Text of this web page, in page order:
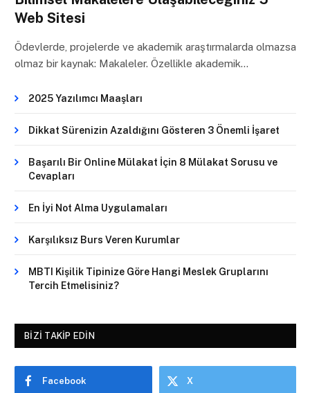
Web Sitesi
Ödevlerde, projelerde ve akademik araştırmalarda olmazsa
olmaz bir kaynak: Makaleler. Özellikle akademik…
2025 Yazılımcı Maaşları
Dikkat Sürenizin Azaldığını Gösteren 3 Önemli İşaret
Başarılı Bir Online Mülakat İçin 8 Mülakat Sorusu ve
Cevapları
En İyi Not Alma Uygulamaları
Karşılıksız Burs Veren Kurumlar
MBTI Kişilik Tipinize Göre Hangi Meslek Gruplarını
Tercih Etmelisiniz?
BIZI TAKIP EDIN
Facebook X